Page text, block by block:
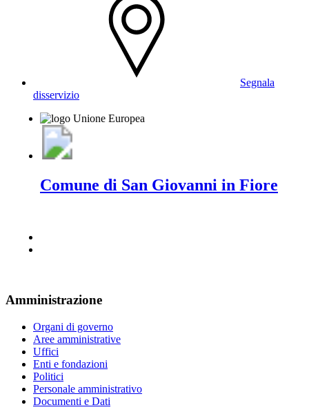
Segnala
disservizio
Comune di San Giovanni in Fiore
Amministrazione
Organi di governo
Aree amministrative
Uffici
Enti e fondazioni
Politici
Personale amministrativo
Documenti e Dati